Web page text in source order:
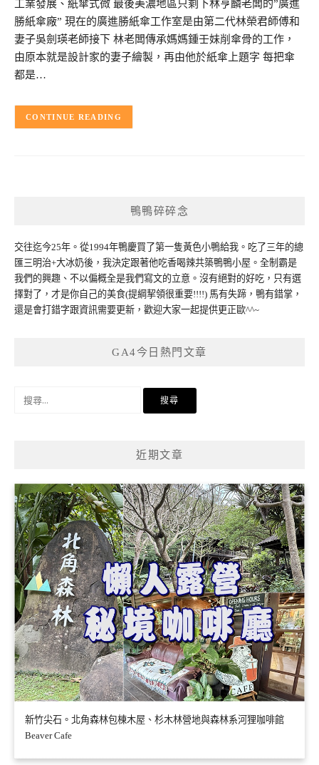
工業發展、紙傘式微 最後美濃地區只剩下林亨麟老闆的”廣進
勝紙傘廠” 現在的廣進勝紙傘工作室是由第二代林榮君師傅和
妻子吳劍瑛老師接下 林老闆傳承媽媽鍾壬妹削傘骨的工作，
由原本就是設計家的妻子繪製，再由他於紙傘上題字 每把傘
都是…
CONTINUE READING
鴨鴨碎碎念
交往迄今25年。從1994年鴨慶買了第一隻黃色小鴨給我。吃了三年的總
匯三明治+大冰奶後，我決定跟著他吃香喝辣共築鴨鴨小屋。全制霸是
我們的興趣、不以偏概全是我們寫文的立意。沒有絕對的好吃，只有選
擇對了，才是你自己的美食(提綱挈領很重要!!!!) 馬有失蹄，鴨有錯掌，
還是會打錯字跟資訊需要更新，歡迎大家一起提供更正歐^^~
GA4今日熱門文章
近期文章
新竹尖石。北角森林包棟木屋、杉木林營地與森林系河狸咖啡館
Beaver Cafe